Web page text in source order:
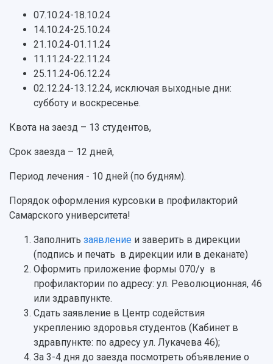
Фирменный стиль
Устойчивое развитие
Кампус
3D-тур по университету
Музеи
Центр истории авиационных двигателей
Ботанический сад
Международный межвузовский кампус
Сведения об образовательной организации
Видеолекции
Противодействие COVID-19
Отчеты о научно-исследовательской
деятельности
Журналы Самарского университета
Научные конференции
Патенты
Публикации и издания
Отчеты о проведенных конференциях
07.10.24-18.10.24
14.10.24-25.10.24
21.10.24-01.11.24
11.11.24-22.11.24
25.11.24-06.12.24
02.12.24-13.12.24, исключая выходные дни:
субботу и воскресенье.
Квота на заезд – 13 студентов,
Срок заезда – 12 дней,
Период лечения - 10 дней (по будням).
Порядок оформления курсовки в профилакторий
Самарского университета!
Заполнить заявление и заверить в дирекции
(подпись и печать в дирекции или в деканате)
Оформить приложение формы 070/у в
профилактории по адресу: ул. Революционная, 46
или здравпункте.
Сдать заявление в Центр содействия
укреплению здоровья студентов (Кабинет в
здравпункте: по адресу ул. Лукачева 46);
За 3-4 дня до заезда посмотреть объявление о